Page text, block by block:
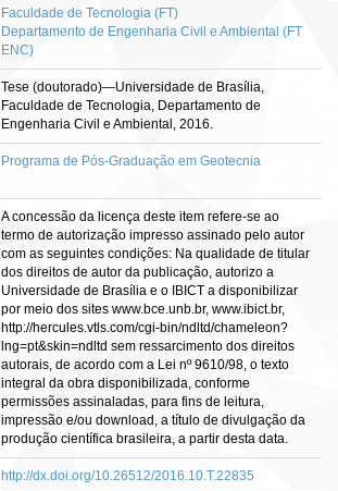
Faculdade de Tecnologia (FT)
Departamento de Engenharia Civil e Ambiental (FT
ENC)
Tese (doutorado)—Universidade de Brasília,
Faculdade de Tecnologia, Departamento de
Engenharia Civil e Ambiental, 2016.
Programa de Pós-Graduação em Geotecnia
A concessão da licença deste item refere-se ao
termo de autorização impresso assinado pelo autor
com as seguintes condições: Na qualidade de titular
dos direitos de autor da publicação, autorizo a
Universidade de Brasília e o IBICT a disponibilizar
por meio dos sites www.bce.unb.br, www.ibict.br,
http://hercules.vtls.com/cgi-bin/ndltd/chameleon?
lng=pt&skin=ndltd sem ressarcimento dos direitos
autorais, de acordo com a Lei nº 9610/98, o texto
integral da obra disponibilizada, conforme
permissões assinaladas, para fins de leitura,
impressão e/ou download, a título de divulgação da
produção científica brasileira, a partir desta data.
http://dx.doi.org/10.26512/2016.10.T.22835